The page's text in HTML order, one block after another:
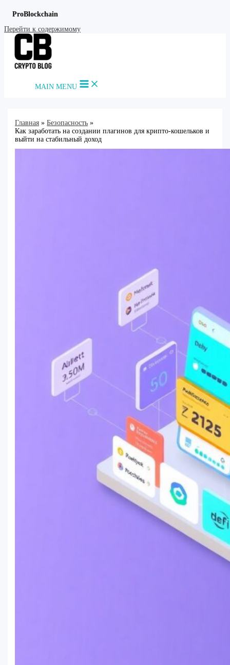
ProBlockchain
Перейти к содержимому
MAIN MENU
Главная
Безопасность
Как заработать на создании плагинов для крипто-кошельков и
выйти на стабильный доход